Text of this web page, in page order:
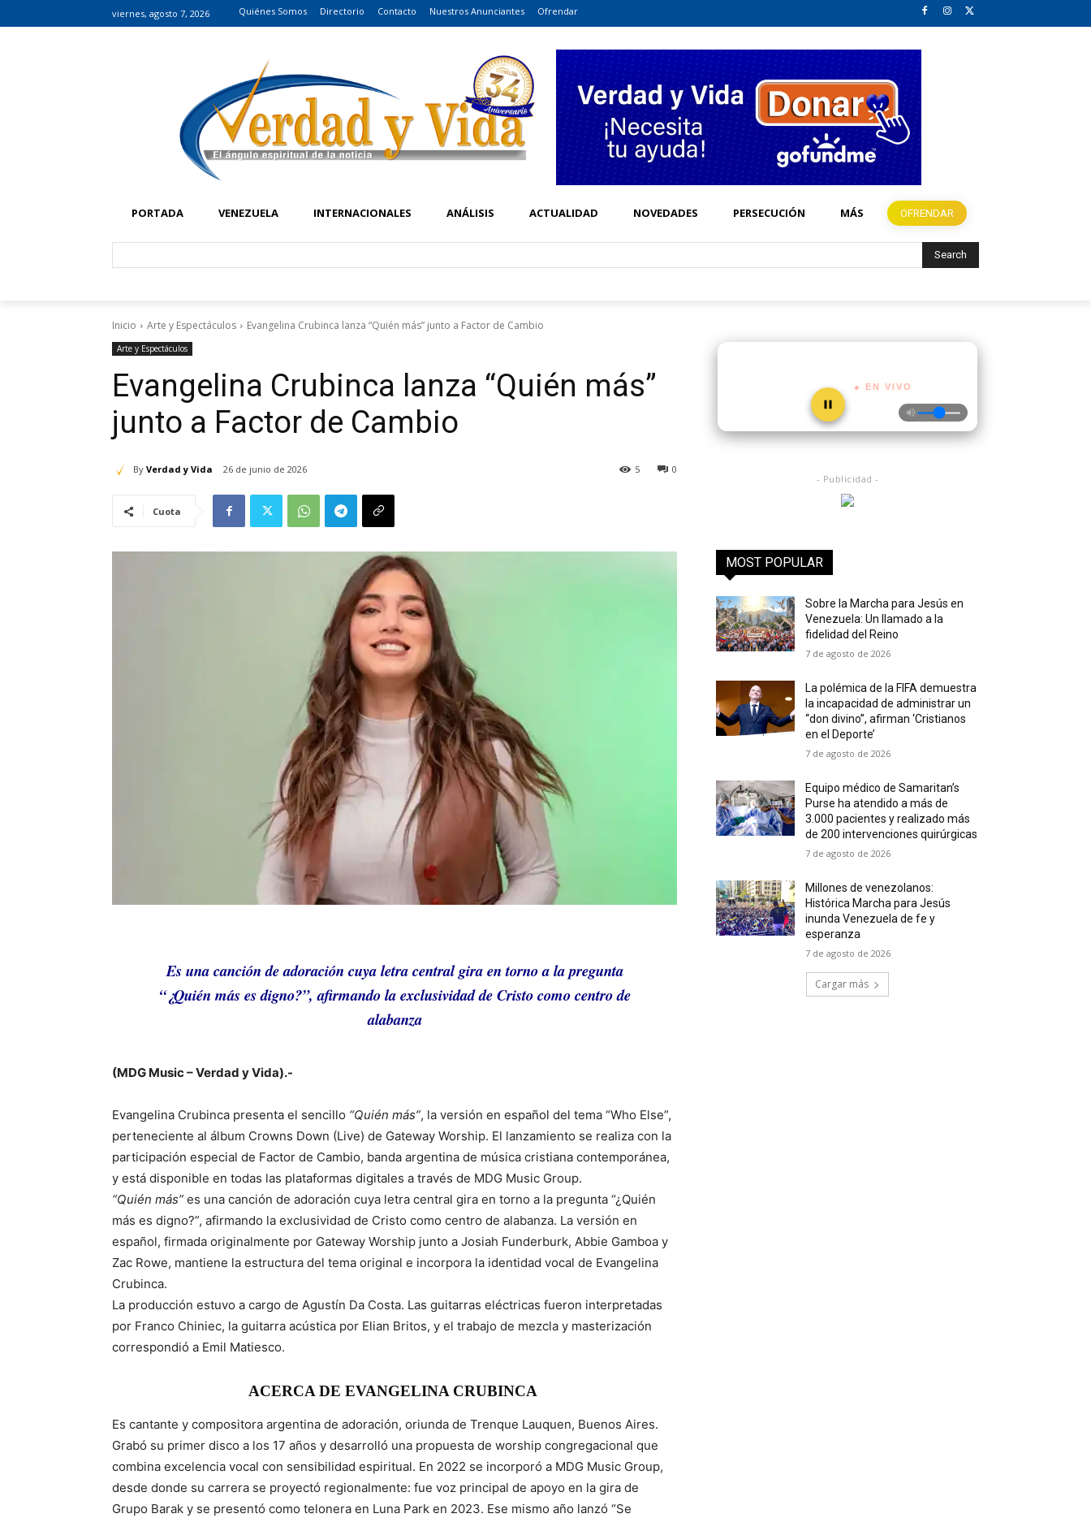
viernes, agosto 7, 2026 Quiénes Somos Directorio Contacto Nuestros Anunciantes Ofrendar
PORTADA VENEZUELA INTERNACIONALES ANÁLISIS ACTUALIDAD NOVEDADES PERSECUCIÓN MÁS OFRENDAR
Search
Inicio Arte y Espectáculos Evangelina Crubinca lanza “Quién más” junto a Factor de Cambio
Arte y Espectáculos
Evangelina Crubinca lanza “Quién más”
junto a Factor de Cambio
By Verdad y Vida 26 de junio de 2026 0
5
Cuota
Es una canción de adoración cuya letra central gira en torno a la pregunta
“¿Quién más es digno?”, afirmando la exclusividad de Cristo como centro de
alabanza
(MDG Music – Verdad y Vida).-
Evangelina Crubinca presenta el sencillo “Quién más”, la versión en español del tema “Who Else”,
perteneciente al álbum Crowns Down (Live) de Gateway Worship. El lanzamiento se realiza con la
participación especial de Factor de Cambio, banda argentina de música cristiana contemporánea,
y está disponible en todas las plataformas digitales a través de MDG Music Group.
“Quién más” es una canción de adoración cuya letra central gira en torno a la pregunta “¿Quién
más es digno?”, afirmando la exclusividad de Cristo como centro de alabanza. La versión en
español, firmada originalmente por Gateway Worship junto a Josiah Funderburk, Abbie Gamboa y
Zac Rowe, mantiene la estructura del tema original e incorpora la identidad vocal de Evangelina
Crubinca.
La producción estuvo a cargo de Agustín Da Costa. Las guitarras eléctricas fueron interpretadas
por Franco Chiniec, la guitarra acústica por Elian Britos, y el trabajo de mezcla y masterización
correspondió a Emil Matiesco.
ACERCA DE EVANGELINA CRUBINCA
Es cantante y compositora argentina de adoración, oriunda de Trenque Lauquen, Buenos Aires.
Grabó su primer disco a los 17 años y desarrolló una propuesta de worship congregacional que
combina excelencia vocal con sensibilidad espiritual. En 2022 se incorporó a MDG Music Group,
desde donde su carrera se proyectó regionalmente: fue voz principal de apoyo en la gira de
Grupo Barak y se presentó como telonera en Luna Park en 2023. Ese mismo año lanzó “Se
● EN VIVO
- Publicidad -
MOST POPULAR
Sobre la Marcha para Jesús en
Venezuela: Un llamado a la
fidelidad del Reino
7 de agosto de 2026
La polémica de la FIFA demuestra
la incapacidad de administrar un
“don divino”, afirman ‘Cristianos
en el Deporte’
7 de agosto de 2026
Equipo médico de Samaritan’s
Purse ha atendido a más de
3.000 pacientes y realizado más
de 200 intervenciones quirúrgicas
7 de agosto de 2026
Millones de venezolanos:
Histórica Marcha para Jesús
inunda Venezuela de fe y
esperanza
7 de agosto de 2026
Cargar más